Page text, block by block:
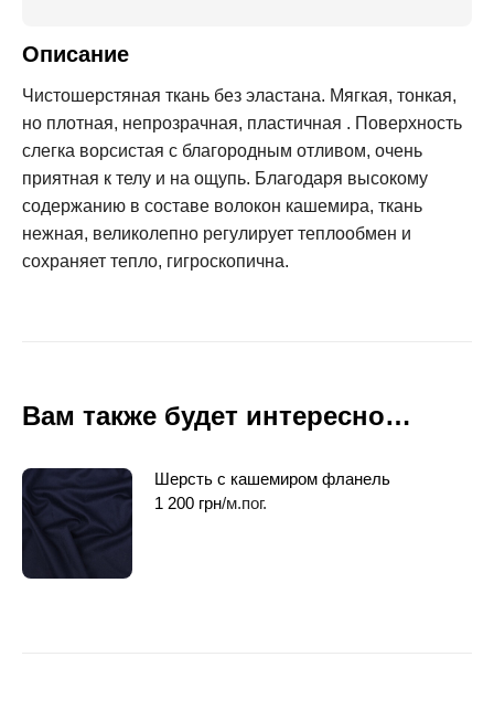
Описание
Чистошерстяная ткань без эластана. Мягкая, тонкая,
но плотная, непрозрачная, пластичная . Поверхность
слегка ворсистая с благородным отливом, очень
приятная к телу и на ощупь. Благодаря высокому
содержанию в составе волокон кашемира, ткань
нежная, великолепно регулирует теплообмен и
сохраняет тепло, гигроскопична.
Вам также будет интересно…
Шерсть с кашемиром фланель
1 200 грн/м.пог.